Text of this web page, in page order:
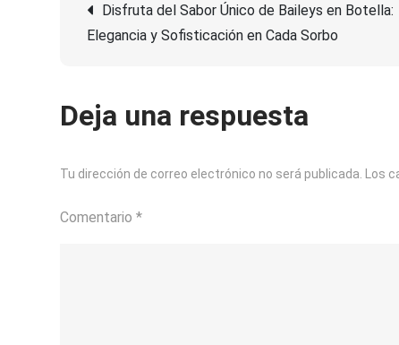
Elegancia
de
Vetus:
en
Navegación
entradas
Disfruta del Sabor Único de Baileys en Botella:
Elegancia y Sofisticación en Cada Sorbo
Deja una respuesta
Tu dirección de correo electrónico no será publicada. Los
Comentario*